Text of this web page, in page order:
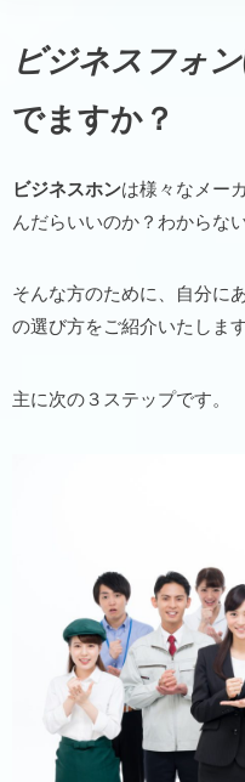
ビジネスフォン
でますか？
ビジネスホンは様々なメー
んだらいいのか？わからな
そんな方のために、自分に
の選び方をご紹介いたします
主に次の３ステップです。